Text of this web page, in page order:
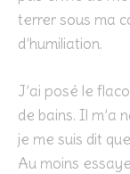
terrer sous ma
d’humiliation.
J’ai posé le
de bains. Il m’a
je me suis dit
Au moins